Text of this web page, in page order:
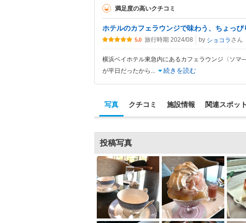
満足度の高いクチコミ
ホテルのカフェラウンジで味わう、ちょっぴ
5.0 旅行時期 2024/08 by ショコラ さん
横浜ベイホテル東急内にあるカフェラウンジ〈ソ
が平日だったから
続きを読む
写真 クチコミ 施設情報 関連スポット
投稿写真